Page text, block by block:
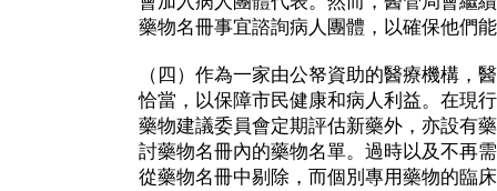
藥物名冊事宜諮詢病人團體，以確保他們
（四）作為一家由公帑資助的醫療機構，
恰當，以保障市民健康和病人利益。在現
藥物建議委員會定期評估新藥外，亦設有
討藥物名冊內的藥物名單。過時以及不再
從藥物名冊中剔除，而個別專用藥物的臨